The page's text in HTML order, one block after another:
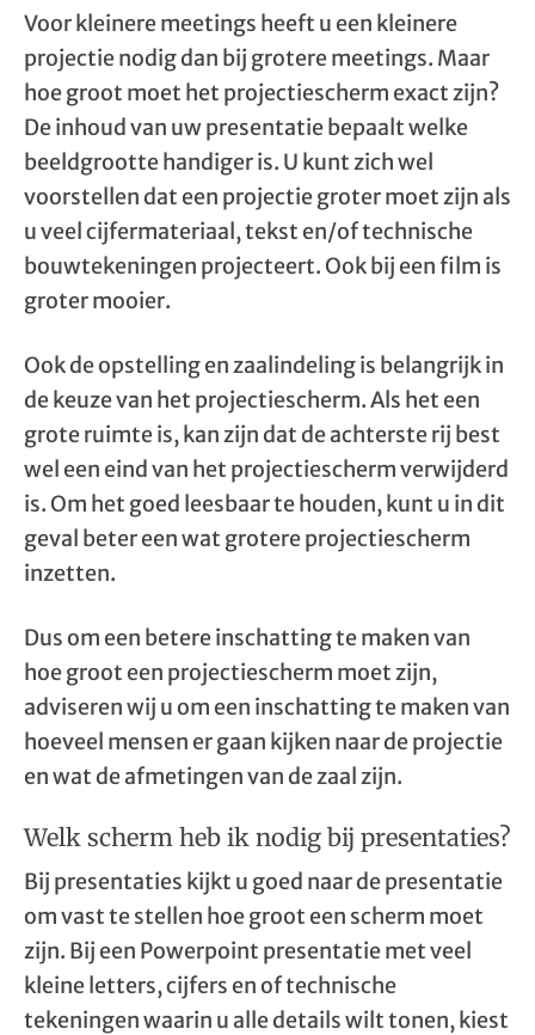
Voor kleinere meetings heeft u een kleinere
projectie nodig dan bij grotere meetings. Maar
hoe groot moet het projectiescherm exact zijn?
De inhoud van uw presentatie bepaalt welke
beeldgrootte handiger is. U kunt zich wel
voorstellen dat een projectie groter moet zijn als
u veel cijfermateriaal, tekst en/of technische
bouwtekeningen projecteert. Ook bij een film is
groter mooier.
Ook de opstelling en zaalindeling is belangrijk in
de keuze van het projectiescherm. Als het een
grote ruimte is, kan zijn dat de achterste rij best
wel een eind van het projectiescherm verwijderd
is. Om het goed leesbaar te houden, kunt u in dit
geval beter een wat grotere projectiescherm
inzetten.
Dus om een betere inschatting te maken van
hoe groot een projectiescherm moet zijn,
adviseren wij u om een inschatting te maken van
hoeveel mensen er gaan kijken naar de projectie
en wat de afmetingen van de zaal zijn.
Welk scherm heb ik nodig bij presentaties?
Bij presentaties kijkt u goed naar de presentatie
om vast te stellen hoe groot een scherm moet
zijn. Bij een Powerpoint presentatie met veel
kleine letters, cijfers en of technische
tekeningen waarin u alle details wilt tonen, kiest